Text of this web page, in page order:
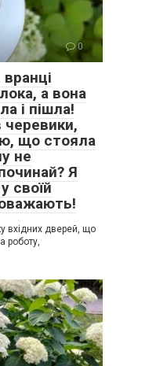
0
а вона
і пішла!
що стояла
не
Я
своїй
вхідних дверей, що
роботу,